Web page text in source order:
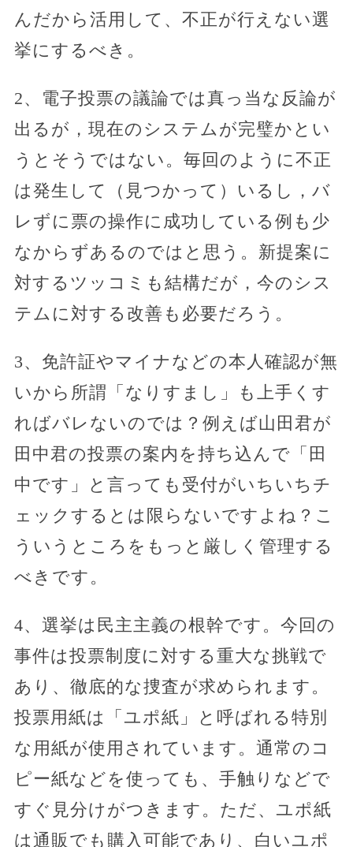
んだから活用して、不正が行えない選
挙にするべき。
2、電子投票の議論では真っ当な反論が
出るが，現在のシステムが完璧かとい
うとそうではない。毎回のように不正
は発生して（見つかって）いるし，バ
レずに票の操作に成功している例も少
なからずあるのではと思う。新提案に
対するツッコミも結構だが，今のシス
テムに対する改善も必要だろう。
3、免許証やマイナなどの本人確認が無
いから所謂「なりすまし」も上手くす
ればバレないのでは？例えば山田君が
田中君の投票の案内を持ち込んで「田
中です」と言っても受付がいちいちチ
ェックするとは限らないですよね？こ
ういうところをもっと厳しく管理する
べきです。
4、選挙は民主主義の根幹です。今回の
事件は投票制度に対する重大な挑戦で
あり、徹底的な捜査が求められます。
投票用紙は「ユポ紙」と呼ばれる特別
な用紙が使用されています。通常のコ
ピー紙などを使っても、手触りなどで
すぐ見分けがつきます。ただ、ユポ紙
は通販でも購入可能であり、白いユポ